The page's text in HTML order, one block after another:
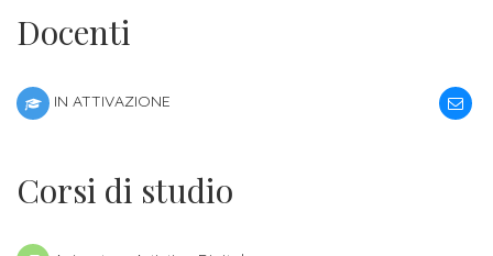
CAPITALE
ITALIANA
2023
RETE
DOTTORATI
DI
Arti
e
Tecnologico
sede
Servizio
di
attività
per
gli
Istituti
INCONTRIAMOCI
Docenti
IN ATTIVAZIONE
Corsi di studio